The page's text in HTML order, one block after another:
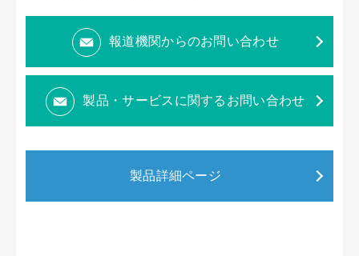
報道機関からのお問い合わせ
製品・サービスに関するお問い合わせ
製品詳細ページ